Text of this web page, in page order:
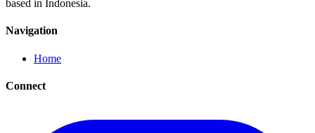
based in Indonesia.
Navigation
Home
Connect